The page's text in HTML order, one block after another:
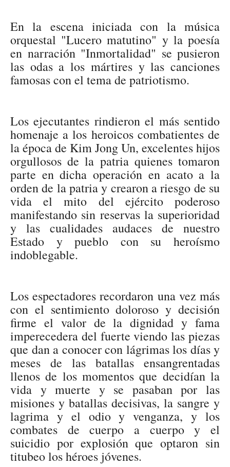
En la escena iniciada con la música
orquestal "Lucero matutino" y la poesía
en narración "Inmortalidad" se pusieron
las odas a los mártires y las canciones
famosas con el tema de patriotismo.
Los ejecutantes rindieron el más sentido
homenaje a los heroicos combatientes de
la época de Kim Jong Un, excelentes hijos
orgullosos de la patria quienes tomaron
parte en dicha operación en acato a la
orden de la patria y crearon a riesgo de su
vida el mito del ejército poderoso
manifestando sin reservas la superioridad
y las cualidades audaces de nuestro
Estado y pueblo con su heroísmo
indoblegable.
Los espectadores recordaron una vez más
con el sentimiento doloroso y decisión
firme el valor de la dignidad y fama
imperecedera del fuerte viendo las piezas
que dan a conocer con lágrimas los días y
meses de las batallas ensangrentadas
llenos de los momentos que decidían la
vida y muerte y se pasaban por las
misiones y batallas decisivas, la sangre y
lagrima y el odio y venganza, y los
combates de cuerpo a cuerpo y el
suicidio por explosión que optaron sin
titubeo los héroes jóvenes.